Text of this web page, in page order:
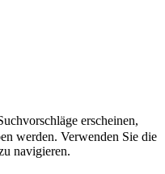
erscheinen,
werden. Verwenden Sie die
navigieren.